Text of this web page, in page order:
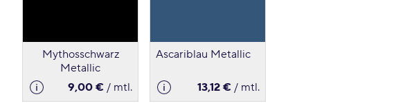
Mythosschwarz
Metallic
9,00 € / mtl.
Ascariblau Metallic
13,12 € / mtl.